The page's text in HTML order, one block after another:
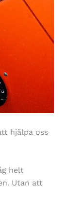
hjälpa oss
helt
Utan att